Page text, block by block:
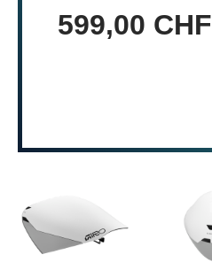
599,00 CHF